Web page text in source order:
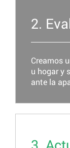
2.
Creamos
u hogar y
ante la